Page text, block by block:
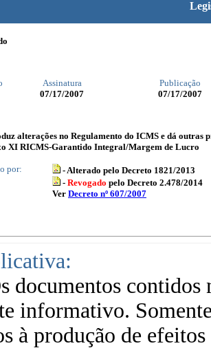
Assinatura
Publicação
07/17/2007 07/17/2007
alterações no Regulamento do ICMS e dá outras
XI RICMS-Garantido Integral/Margem de Lucro
por:
- Alterado pelo Decreto 1821/2013
- Revogado pelo Decreto 2.478/2014
Ver Decreto nº 607/2007
documentos contidos
informativo.
à produção de